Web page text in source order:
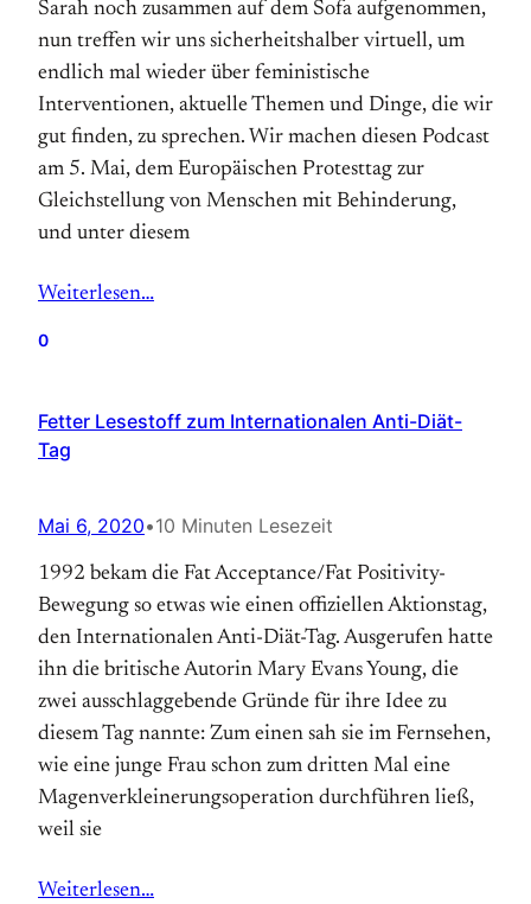
Sarah noch zusammen auf dem Sofa aufgenommen,
nun treffen wir uns sicherheitshalber virtuell, um
endlich mal wieder über feministische
Interventionen, aktuelle Themen und Dinge, die wir
gut finden, zu sprechen. Wir machen diesen Podcast
am 5. Mai, dem Europäischen Protesttag zur
Gleichstellung von Menschen mit Behinderung,
und unter diesem
Weiterlesen…
0
Fetter Lesestoff zum Internationalen Anti-Diät-
Tag
Mai 6, 2020•10 Minuten Lesezeit
1992 bekam die Fat Acceptance/Fat Positivity-
Bewegung so etwas wie einen offiziellen Aktions­tag,
den Internationalen Anti-Diät-Tag. Aus­gerufen hatte
ihn die britische Autorin Mary Evans Young, die
zwei ausschlaggebende Gründe für ihre Idee zu
diesem Tag nannte: Zum einen sah sie im Fernsehen,
wie eine junge Frau schon zum dritten Mal eine
Magen­verkleinerungs­operation durchführen ließ,
weil sie
Weiterlesen…